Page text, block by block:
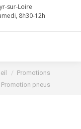
sur-Loire
8h30-12h
Promotions
Promotion pneus